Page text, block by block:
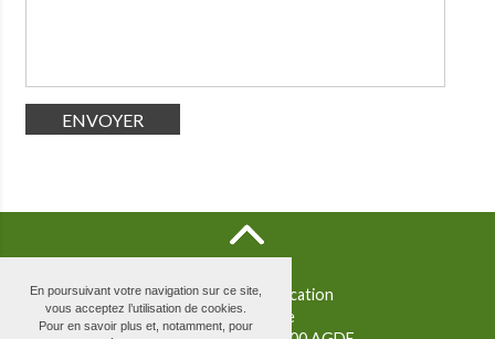
En poursuivant votre navigation sur ce site,
vous acceptez l’utilisation de cookies.
Pour en savoir plus et, notamment, pour
ENVOYER
Agde Croisière Location
Écluse Ronde